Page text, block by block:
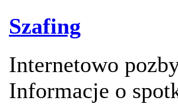
Szafing
Internetowo
Informacje o